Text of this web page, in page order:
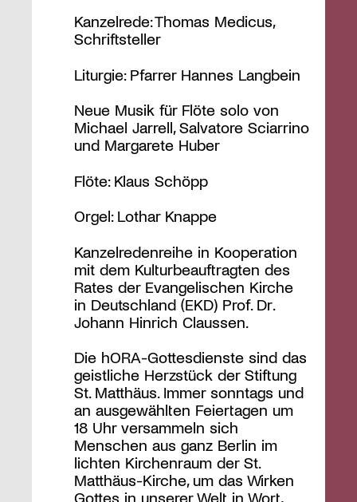
Kanzelrede: Thomas Medicus,
Schriftsteller
Liturgie: Pfarrer Hannes Langbein
Neue Musik für Flöte solo von
Michael Jarrell, Salvatore Sciarrino
und Margarete Huber
Flöte: Klaus Schöpp
Orgel: Lothar Knappe
Kanzelredenreihe in Kooperation
mit dem Kulturbeauftragten des
Rates der Evangelischen Kirche
in Deutschland (EKD) Prof. Dr.
Johann Hinrich Claussen.
Die hORA-Gottesdienste sind das
geistliche Herzstück der Stiftung
St. Matthäus. Immer sonntags und
an ausgewählten Feiertagen um
18 Uhr versammeln sich
Menschen aus ganz Berlin im
lichten Kirchenraum der St.
Matthäus-Kirche, um das Wirken
Gottes in unserer Welt in Wort,